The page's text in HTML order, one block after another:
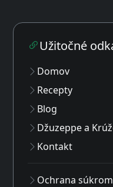
Užitočné
Domov
Recepty
Blog
Džuzeppe a
Kontakt
Ochrana